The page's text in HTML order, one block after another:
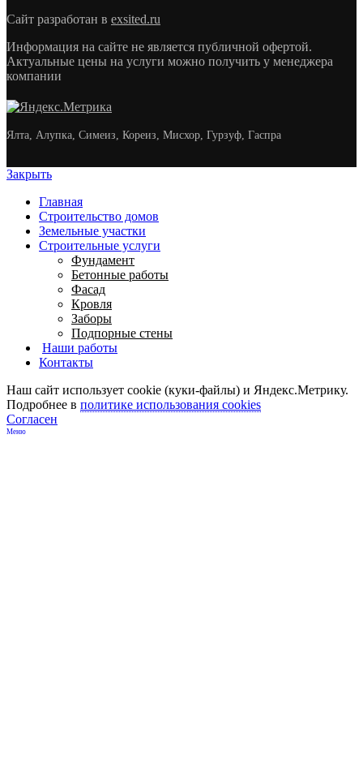
Меню
Сайт разработан в exsited.ru
Информация на сайте не является публичной офертой.
Актуальные цены на услуги можно получить у менеджера
компании
Ялта, Алупка, Симеиз, Кореиз, Мисхор, Гурзуф, Гаспра
Закрыть
Главная
Строительство домов
Земельные участки
Строительные услуги
Фундамент
Бетонные работы
Фасад
Кровля
Заборы
Подпорные стены
Наши работы
Контакты
Наш сайт использует cookie (куки-файлы) и Яндекс.Метрику.
Подробнее в политике использования cookies
Согласен